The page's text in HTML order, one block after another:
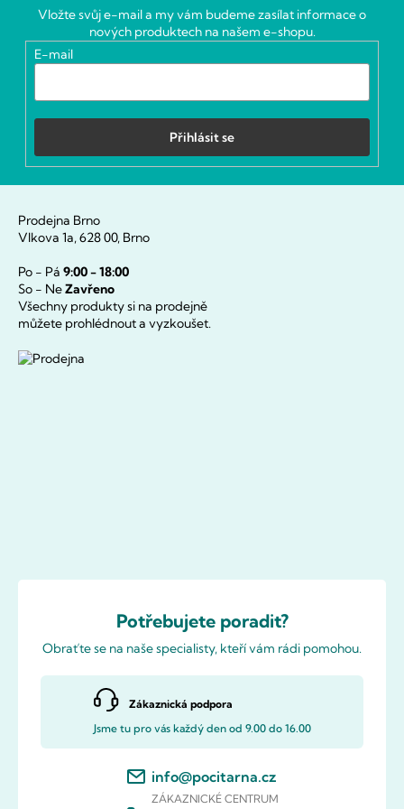
Vložte svůj e-mail a my vám budeme zasílat informace o
nových produktech na našem e-shopu.
E-mail
Přihlásit se
Prodejna Brno
Vlkova 1a, 628 00, Brno
Po - Pá 9:00 - 18:00
So - NeZavřeno
Všechny produkty si na prodejně
můžete prohlédnout a vyzkoušet.
Potřebujete poradit?
Obraťte se na naše specialisty, kteří vám rádi pomohou.
Zákaznická podpora
Jsme tu pro vás každý den od 9.00 do 16.00
info@pocitarna.cz
ZÁKAZNICKÉ CENTRUM